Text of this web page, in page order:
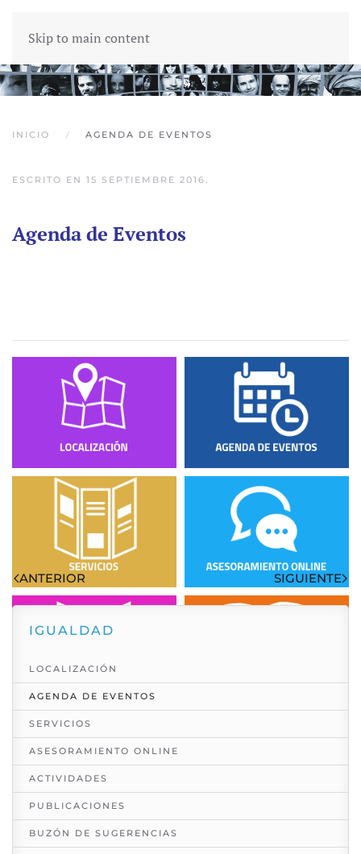
Skip to main content
INICIO AGENDA DE EVENTOS
ESCRITO EN 15 SEPTIEMBRE 2016.
Agenda de Eventos
Visto: 4029
ANTERIOR SIGUIENTE
IGUALDAD
LOCALIZACIÓN
AGENDA DE EVENTOS
SERVICIOS
ASESORAMIENTO ONLINE
ACTIVIDADES
PUBLICACIONES
BUZÓN DE SUGERENCIAS